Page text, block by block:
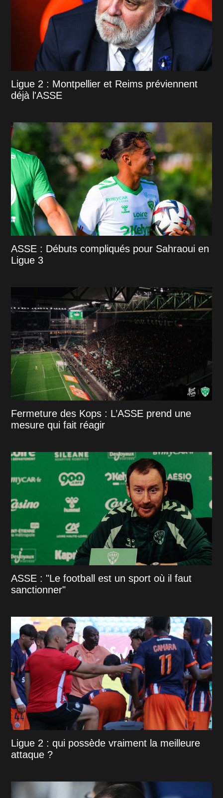
Ligue 2 : Montpellier et Reims préviennent
déjà l'ASSE
ASSE : Débuts compliqués pour Sahraoui en
Ligue 3
Fermeture des Kops : L’ASSE prend une
mesure qui fait réagir
ASSE : "Le football est un sport où il faut
sanctionner"
Ligue 2 : qui possède vraiment la meilleure
attaque ?